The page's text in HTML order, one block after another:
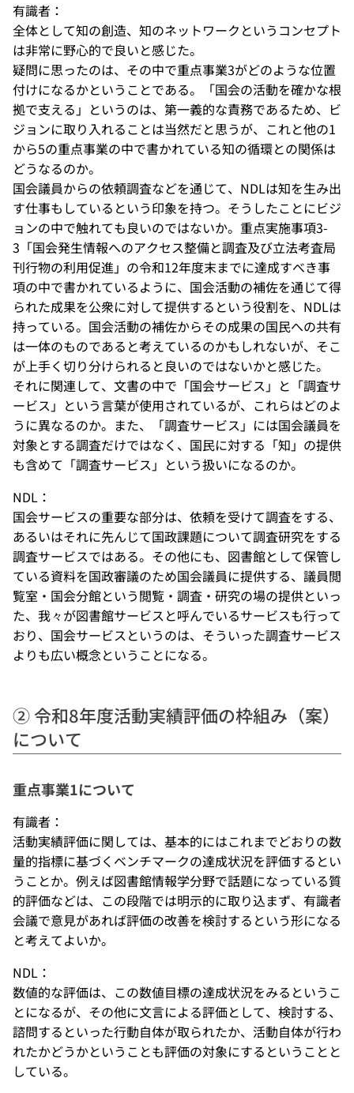
有識者：
全体として知の創造、知のネットワークというコンセプト
は非常に野心的で良いと感じた。
疑問に思ったのは、その中で重点事業3がどのような位置
付けになるかということである。「国会の活動を確かな根
拠で支える」というのは、第一義的な責務であるため、ビ
ジョンに取り入れることは当然だと思うが、これと他の1
から5の重点事業の中で書かれている知の循環との関係は
どうなるのか。
国会議員からの依頼調査などを通じて、NDLは知を生み出
す仕事もしているという印象を持つ。そうしたことにビジ
ョンの中で触れても良いのではないか。重点実施事項3-
3「国会発生情報へのアクセス整備と調査及び立法考査局
刊行物の利用促進」の令和12年度末までに達成すべき事
項の中で書かれているように、国会活動の補佐を通じて得
られた成果を公衆に対して提供するという役割を、NDLは
持っている。国会活動の補佐からその成果の国民への共有
は一体のものであると考えているのかもしれないが、そこ
が上手く切り分けられると良いのではないかと感じた。
それに関連して、文書の中で「国会サービス」と「調査サ
ービス」という言葉が使用されているが、これらはどのよ
うに異なるのか。また、「調査サービス」には国会議員を
対象とする調査だけではなく、国民に対する「知」の提供
も含めて「調査サービス」という扱いになるのか。
NDL：
国会サービスの重要な部分は、依頼を受けて調査をする、
あるいはそれに先んじて国政課題について調査研究をする
調査サービスではある。その他にも、図書館として保管し
ている資料を国政審議のため国会議員に提供する、議員閲
覧室・国会分館という閲覧・調査・研究の場の提供といっ
た、我々が図書館サービスと呼んでいるサービスも行って
おり、国会サービスというのは、そういった調査サービス
よりも広い概念ということになる。
② 令和8年度活動実績評価の枠組み（案）
について
重点事業1について
有識者：
活動実績評価に関しては、基本的にはこれまでどおりの数
量的指標に基づくベンチマークの達成状況を評価するとい
うことか。例えば図書館情報学分野で話題になっている質
的評価などは、この段階では明示的に取り込まず、有識者
会議で意見があれば評価の改善を検討するという形になる
と考えてよいか。
NDL：
数値的な評価は、この数値目標の達成状況をみるというこ
とになるが、その他に文言による評価として、検討する、
諮問するといった行動自体が取られたか、活動自体が行わ
れたかどうかということも評価の対象にするということと
している。